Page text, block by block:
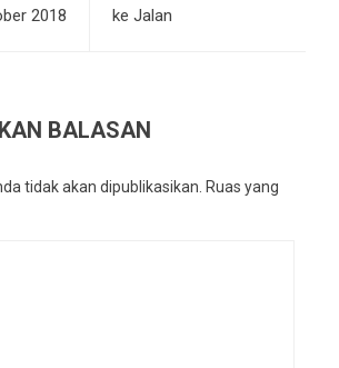
2018
ke Jalan
BALASAN
tidak akan dipublikasikan. Ruas yang